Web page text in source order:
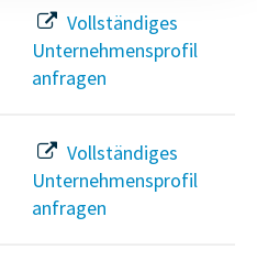
Vollständiges
Unternehmensprofil
anfragen
Vollständiges
Unternehmensprofil
anfragen